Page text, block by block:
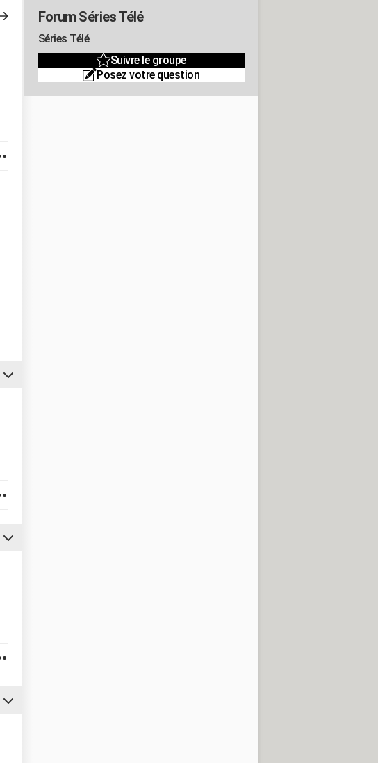
Forum Séries Télé
Séries Télé
Suivre le groupe
Posez votre question